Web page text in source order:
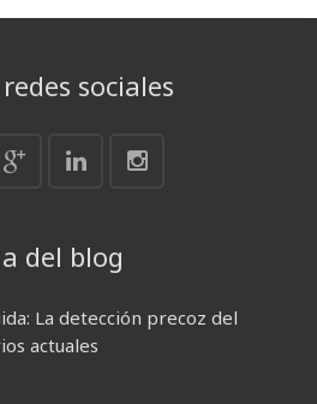
sociales
del blog
La detección precoz del
actuales